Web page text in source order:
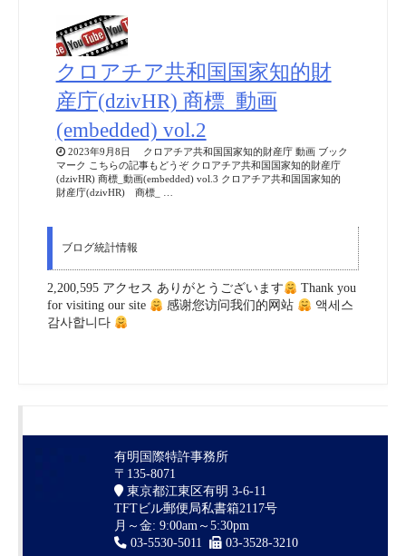
クロアチア共和国国家知的財
産庁(dzivHR) 商標_動画
(embedded) vol.2
2023年9月8日 クロアチア共和国国家知的財産庁 動画 ブック
マーク こちらの記事もどうぞ クロアチア共和国国家知的財産庁
(dzivHR) 商標_動画(embedded) vol.3 クロアチア共和国国家知的
財産庁(dzivHR) 商標_ …
ブログ統計情報
2,200,595 アクセス ありがとうございます
Thank you
for visiting our site
感谢您访问我们的网站
액세스
감사합니다
有明国際特許事務所
〒135-8071
東京都江東区有明 3-6-11
TFTビル郵便局私書箱2117号
月～金: 9:00am～5:30pm
03-5530-5011
03-3528-3210